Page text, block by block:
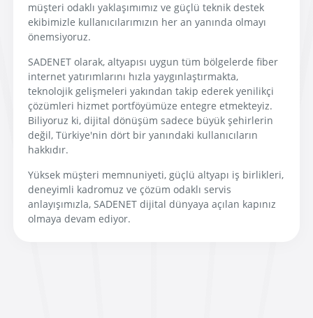
müşteri odaklı yaklaşımımız ve güçlü teknik destek
ekibimizle kullanıcılarımızın her an yanında olmayı
önemsiyoruz.
SADENET olarak, altyapısı uygun tüm bölgelerde fiber
internet yatırımlarını hızla yaygınlaştırmakta,
teknolojik gelişmeleri yakından takip ederek yenilikçi
çözümleri hizmet portföyümüze entegre etmekteyiz.
Biliyoruz ki, dijital dönüşüm sadece büyük şehirlerin
değil, Türkiye'nin dört bir yanındaki kullanıcıların
hakkıdır.
Yüksek müşteri memnuniyeti, güçlü altyapı iş birlikleri,
deneyimli kadromuz ve çözüm odaklı servis
anlayışımızla, SADENET dijital dünyaya açılan kapınız
olmaya devam ediyor.